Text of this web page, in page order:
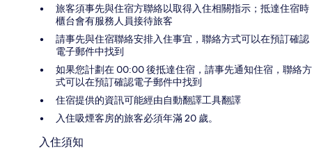
旅客須事先與住宿方聯絡以取得入住相關指示；抵達住宿時
櫃台會有服務人員接待旅客
請事先與住宿聯絡安排入住事宜，聯絡方式可以在預訂確認
電子郵件中找到
如果您計劃在 00:00 後抵達住宿，請事先通知住宿，聯絡方
式可以在預訂確認電子郵件中找到
住宿提供的資訊可能經由自動翻譯工具翻譯
入住吸煙客房的旅客必須年滿 20 歲。
入住須知